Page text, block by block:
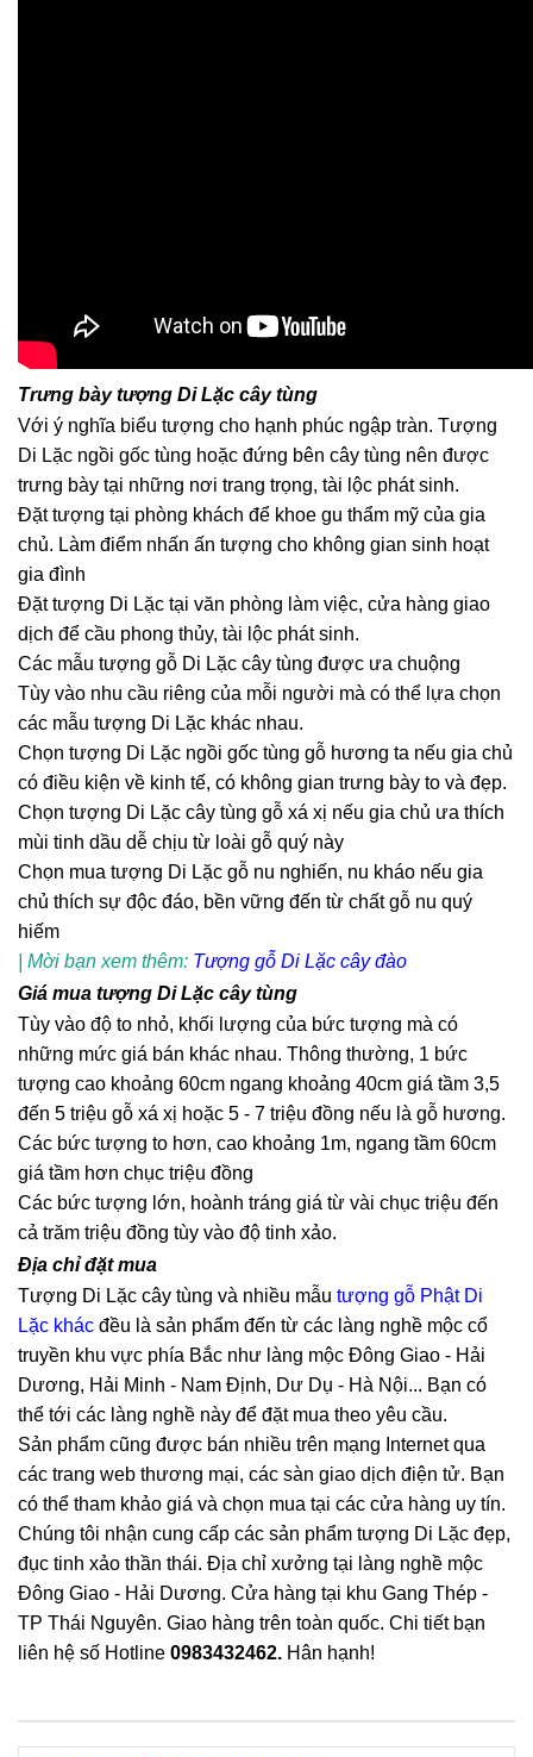
Trưng bày tượng Di Lặc cây tùng
Với ý nghĩa biểu tượng cho hạnh phúc ngập tràn. Tượng
Di Lặc ngồi gốc tùng hoặc đứng bên cây tùng nên được
trưng bày tại những nơi trang trọng, tài lộc phát sinh.
Đặt tượng tại phòng khách để khoe gu thẩm mỹ của gia
chủ. Làm điểm nhấn ấn tượng cho không gian sinh hoạt
gia đình
Đặt tượng Di Lặc tại văn phòng làm việc, cửa hàng giao
dịch để cầu phong thủy, tài lộc phát sinh.
Các mẫu tượng gỗ Di Lặc cây tùng được ưa chuộng
Tùy vào nhu cầu riêng của mỗi người mà có thể lựa chọn
các mẫu tượng Di Lặc khác nhau.
Chọn tượng Di Lặc ngồi gốc tùng gỗ hương ta nếu gia chủ
có điều kiện về kinh tế, có không gian trưng bày to và đẹp.
Chọn tượng Di Lặc cây tùng gỗ xá xị nếu gia chủ ưa thích
mùi tinh dầu dễ chịu từ loài gỗ quý này
Chọn mua tượng Di Lặc gỗ nu nghiến, nu kháo nếu gia
chủ thích sự độc đáo, bền vững đến từ chất gỗ nu quý
hiếm
| Mời bạn xem thêm: Tượng gỗ Di Lặc cây đào
Giá mua tượng Di Lặc cây tùng
Tùy vào độ to nhỏ, khối lượng của bức tượng mà có
những mức giá bán khác nhau. Thông thường, 1 bức
tượng cao khoảng 60cm ngang khoảng 40cm giá tầm 3,5
đến 5 triệu gỗ xá xị hoặc 5 - 7 triệu đồng nếu là gỗ hương.
Các bức tượng to hơn, cao khoảng 1m, ngang tầm 60cm
giá tầm hơn chục triệu đồng
Các bức tượng lớn, hoành tráng giá từ vài chục triệu đến
cả trăm triệu đồng tùy vào độ tinh xảo.
Địa chỉ đặt mua
Tượng Di Lặc cây tùng và nhiều mẫu tượng gỗ Phật Di
Lặc khác đều là sản phẩm đến từ các làng nghề mộc cổ
truyền khu vực phía Bắc như làng mộc Đông Giao - Hải
Dương, Hải Minh - Nam Định, Dư Dụ - Hà Nội... Bạn có
thể tới các làng nghề này để đặt mua theo yêu cầu.
Sản phẩm cũng được bán nhiều trên mạng Internet qua
các trang web thương mại, các sàn giao dịch điện tử. Bạn
có thể tham khảo giá và chọn mua tại các cửa hàng uy tín.
Chúng tôi nhận cung cấp các sản phẩm tượng Di Lặc đẹp,
đục tinh xảo thần thái. Địa chỉ xưởng tại làng nghề mộc
Đông Giao - Hải Dương. Cửa hàng tại khu Gang Thép -
TP Thái Nguyên. Giao hàng trên toàn quốc. Chi tiết bạn
liên hệ số Hotline 0983432462. Hân hạnh!